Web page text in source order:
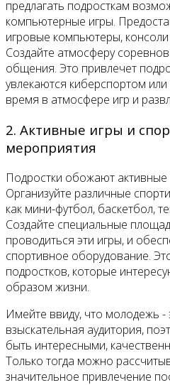
предлагать подросткам
компьютерные игры.
игровые компьютеры,
Создайте атмосферу
общения. Это привлечет
увлекаются киберспортом
время в атмосфере игр и
2. Активные игры и
мероприятия
Подростки обожают
Организуйте различные
как мини-футбол, баскетбол,
Создайте специальные
проводиться эти игры, и
спортивное оборудование.
подростков, которые
образом жизни.
Имейте ввиду, что молодежь -
взыскательная аудитория,
быть интересными,
Только тогда можно
значительное привлечение